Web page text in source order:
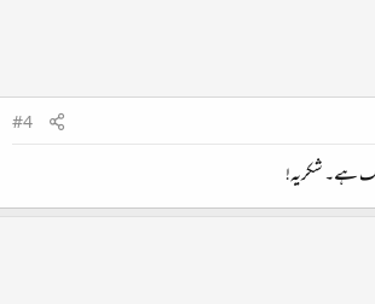
#4
ہے۔ شکریہ!